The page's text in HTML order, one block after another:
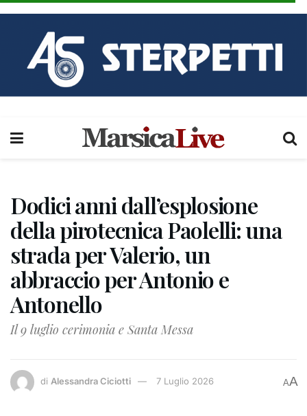
Dodici anni dall’esplosione
della pirotecnica Paolelli: una
strada per Valerio, un
abbraccio per Antonio e
Antonello
Il 9 luglio cerimonia e Santa Messa
di Alessandra Ciciotti 7 Luglio 2026 AA